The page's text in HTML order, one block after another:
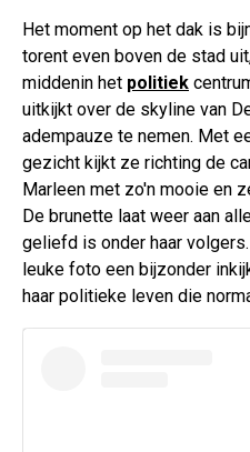
Het moment op het dak is
torent even boven de stad
middenin het politiek
uitkijkt over de skyline van
adempauze te nemen. Met
gezicht kijkt ze richting de
Marleen met zo'n mooie en
De brunette laat weer aan
geliefd is onder haar
leuke foto een bijzonder
haar politieke leven die